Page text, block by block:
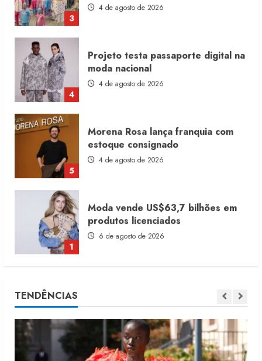
3
4 de agosto de 2026
4
Projeto testa passaporte digital na
moda nacional
4 de agosto de 2026
5
Morena Rosa lança franquia com
estoque consignado
4 de agosto de 2026
1
Moda vende US$63,7 bilhões em
produtos licenciados
6 de agosto de 2026
2
TENDÊNCIAS